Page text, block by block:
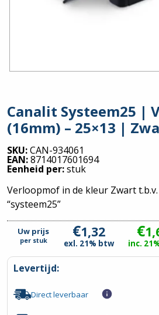
Canalit Systeem25 |
(16mm) – 25×13 |
SKU:CAN-934061
EAN:8714017601694
Eenheid per:stuk
Verloopmof in de kleur Zwart
“systeem25”
Uw prijs
per stuk €1,32
exl. 21% btw
€
inc.
Levertijd:
Direct leverbaar